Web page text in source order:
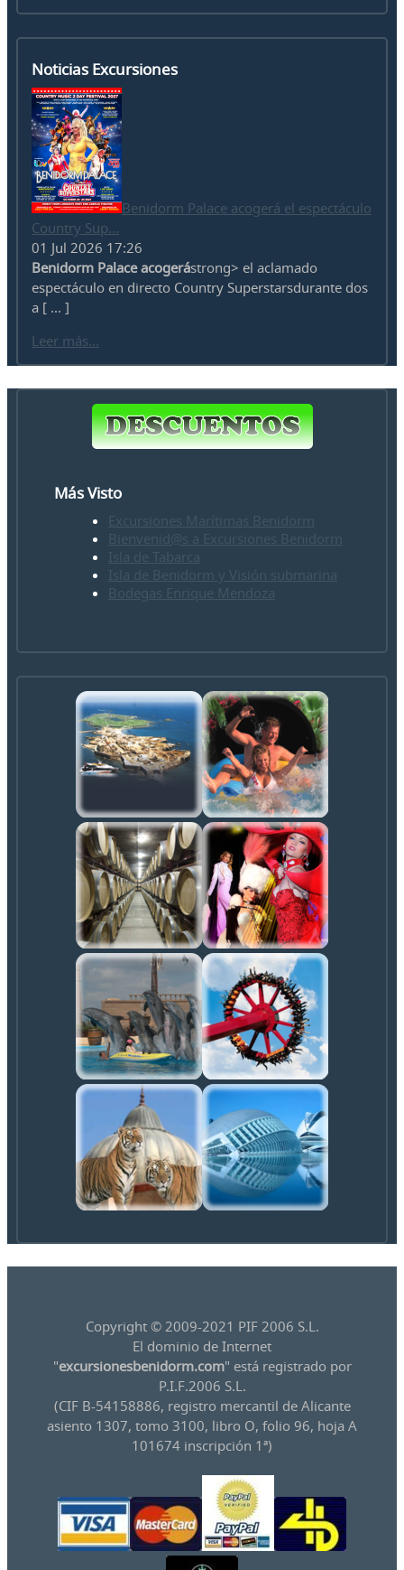
Noticias Excursiones
Benidorm Palace acogerá el espectáculo
Country Sup...
01 Jul 2026 17:26
Benidorm Palace acogerástrong> el aclamado
espectáculo en directo Country Superstarsdurante dos
a [ ... ]
Leer más...
Más Visto
Excursiones Marítimas Benidorm
Bienvenid@s a Excursiones Benidorm
Isla de Tabarca
Isla de Benidorm y Visión submarina
Bodegas Enrique Mendoza
Copyright © 2009-2021 PIF 2006 S.L.
El dominio de Internet
"excursionesbenidorm.com" está registrado por
P.I.F.2006 S.L.
(CIF B-54158886, registro mercantil de Alicante
asiento 1307, tomo 3100, libro O, folio 96, hoja A
101674 inscripción 1ª)